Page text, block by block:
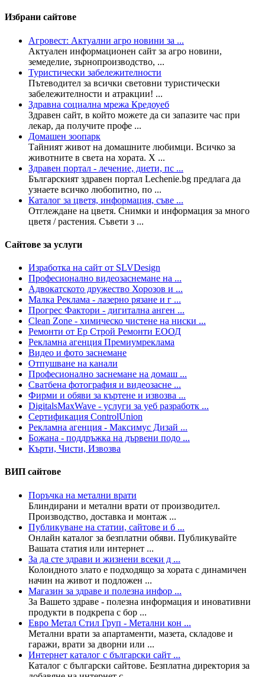
Избрани сайтове
Агровест: Актуални агро новини за ...
Актуален информационен сайт за агро новини,
земеделие, зърнопроизводство, ...
Туристически забележителности
Пътеводител за всички световни туристически
забележителности и атракции! ...
Здравна социална мрежа Кредоуеб
Здравен сайт, в който можете да си запазите час при
лекар, да получите профе ...
Домашен зоопарк
Тайният живот на домашните любимци. Всичко за
животните в света на хората. Х ...
Здравен портал - лечение, диети, пс ...
Българският здравен портал Lechenie.bg предлага да
узнаете всичко любопитно, по ...
Каталог за цветя, информация, съве ...
Отглеждане на цветя. Снимки и информация за много
цветя / растения. Съвети з ...
Сайтове за услуги
Изработка на сайт от SLVDesign
Професионално видеозаснемане на ...
Адвокатското дружество Хорозов и ...
Малка Реклама - лазерно рязане и г ...
Прогрес Фактори - дигитална анген ...
Clean Zone - химическо чистене на ниски ...
Ремонти от Ер Строй Ремонти ЕООД
Рекламна агенция Премиумреклама
Видео и фото заснемане
Отпушване на канали
Професионално заснемане на домаш ...
Сватбена фотография и видеозасне ...
Фирми и обяви за къртене и извозва ...
DigitalsMaxWave - услуги за уеб разработк ...
Сертификация ControlUnion
Рекламна агенция - Максимус Дизай ...
Божана - поддръжка на дървени подо ...
Кърти, Чисти, Извозва
ВИП сайтове
Поръчка на метални врати
Блиндирани и метални врати от производител.
Производство, доставка и монтаж ...
Публикуване на статии, сайтове и б ...
Онлайн каталог за безплатни обяви. Публикувайте
Вашата статия или интернет ...
За да сте здрави и жизнени всеки д ...
Колoидното злато е подходящо за хората с динамичен
начин на живот и подложен ...
Магазин за здраве и полезна инфор ...
За Вашето здраве - полезна информация и иновативни
продукти в подкрепа с бор ...
Евро Метал Стил Груп - Метални кон ...
Метални врати за апартаменти, мазета, складове и
гаражи, врати за дворни или ...
Интернет каталог с български сайт ...
Каталог с български сайтове. Безплатна директория за